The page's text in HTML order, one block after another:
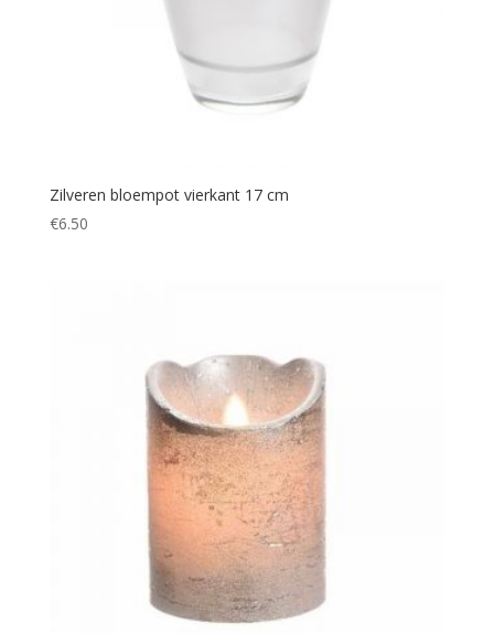
Zilveren bloempot vierkant 17 cm
€6.50